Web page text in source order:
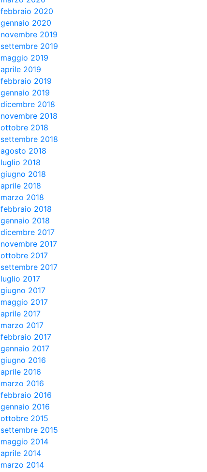
febbraio 2020
gennaio 2020
novembre 2019
settembre 2019
maggio 2019
aprile 2019
febbraio 2019
gennaio 2019
dicembre 2018
novembre 2018
ottobre 2018
settembre 2018
agosto 2018
luglio 2018
giugno 2018
aprile 2018
marzo 2018
febbraio 2018
gennaio 2018
dicembre 2017
novembre 2017
ottobre 2017
settembre 2017
luglio 2017
giugno 2017
maggio 2017
aprile 2017
marzo 2017
febbraio 2017
gennaio 2017
giugno 2016
aprile 2016
marzo 2016
febbraio 2016
gennaio 2016
ottobre 2015
settembre 2015
maggio 2014
aprile 2014
marzo 2014